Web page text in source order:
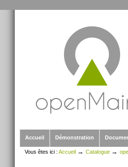
Accueil
Démonstration
Vous êtes ici : Accueil → Catalogue →